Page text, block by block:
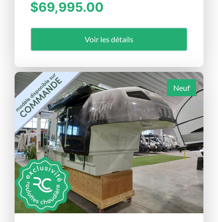
$69,995.00
Voir les détails
Neuf